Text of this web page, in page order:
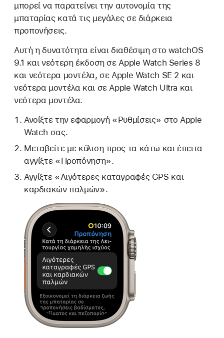
μπορεί να παρατείνει την αυτονομία της
μπαταρίας κατά τις μεγάλες σε διάρκεια
προπονήσεις.
Αυτή η δυνατότητα είναι διαθέσιμη στο watchOS
9.1 και νεότερη έκδοση σε Apple Watch Series 8
και νεότερα μοντέλα, σε Apple Watch SE 2 και
νεότερα μοντέλα και σε Apple Watch Ultra και
νεότερα μοντέλα.
Ανοίξτε την εφαρμογή «Ρυθμίσεις» στο Apple
Watch σας.
Μεταβείτε με κύλιση προς τα κάτω και έπειτα
αγγίξτε «Προπόνηση».
Αγγίξτε «Λιγότερες καταγραφές GPS και
καρδιακών παλμών».